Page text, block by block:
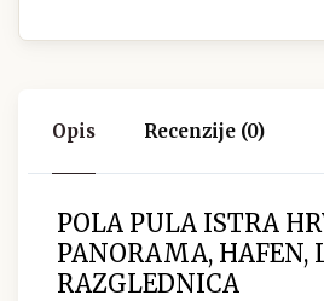
Opis Recenzije (0)
POLA PULA ISTRA
PANORAMA, HAFEN,
RAZGLEDNICA